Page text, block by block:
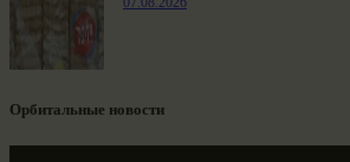
Орбитальные новости